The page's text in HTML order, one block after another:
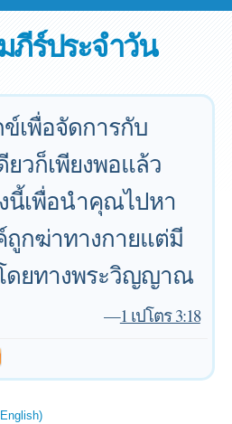
ภีร์ประจำวัน
เพื่อจัดการกับ
วก็เพียงพอแล้ว
นี้เพื่อนำคุณไปหา
ถูกฆ่าทางกายแต่มี
ดยทางพระวิญญาณ
—1 เปโตร 3:18